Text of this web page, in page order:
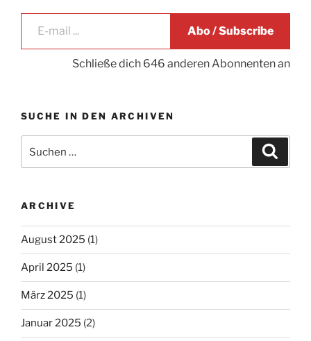
E-mail ...
Abo / Subscribe
Schließe dich 646 anderen Abonnenten an
SUCHE IN DEN ARCHIVEN
nach:
ARCHIVE
August 2025 (1)
April 2025 (1)
März 2025 (1)
Januar 2025 (2)